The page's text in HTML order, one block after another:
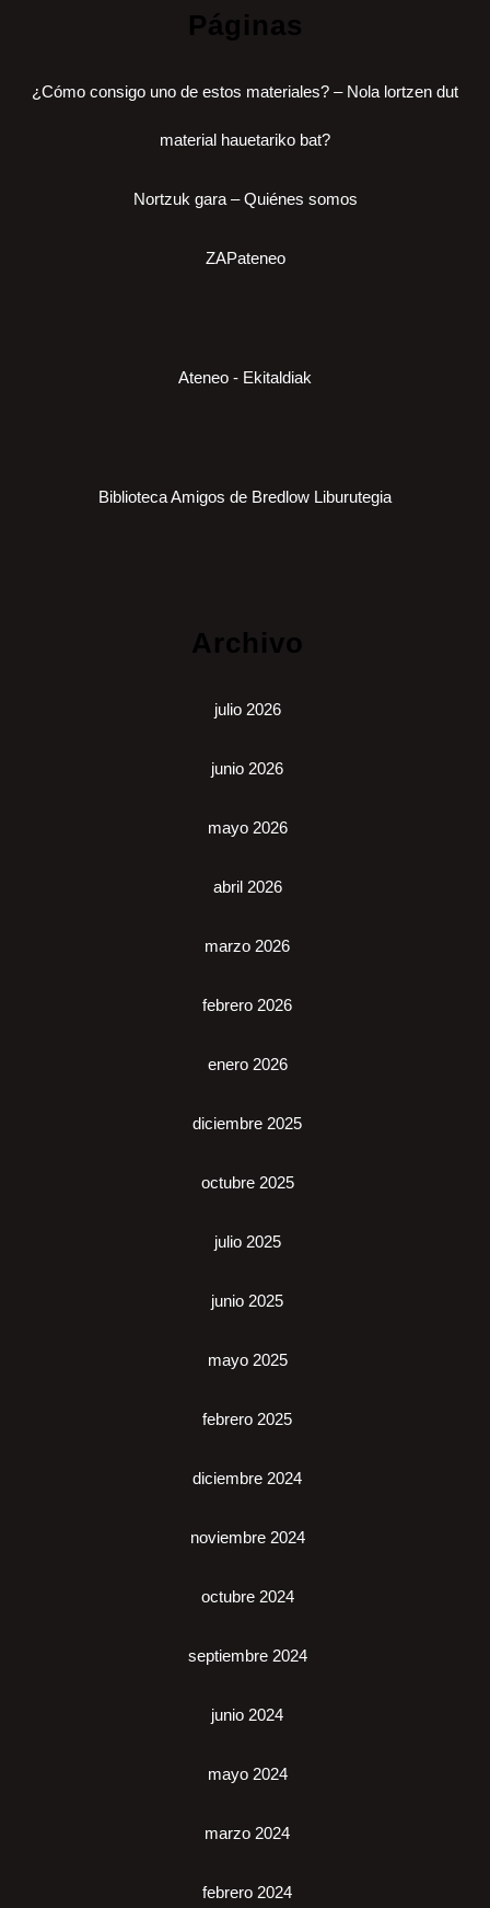
Páginas
¿Cómo consigo uno de estos materiales? – Nola lortzen dut
material hauetariko bat?
Nortzuk gara – Quiénes somos
ZAPateneo
Ateneo - Ekitaldiak
Biblioteca Amigos de Bredlow Liburutegia
Archivo
julio 2026
junio 2026
mayo 2026
abril 2026
marzo 2026
febrero 2026
enero 2026
diciembre 2025
octubre 2025
julio 2025
junio 2025
mayo 2025
febrero 2025
diciembre 2024
noviembre 2024
octubre 2024
septiembre 2024
junio 2024
mayo 2024
marzo 2024
febrero 2024